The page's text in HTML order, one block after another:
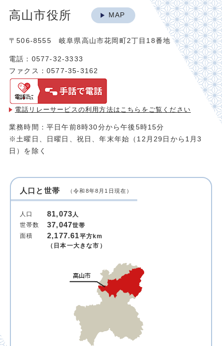
高山市役所 MAP
〒506-8555 岐阜県高山市花岡町2丁目18番地
電話：0577-32-3333
ファクス：0577-35-3162
電話リレーサービスの利用方法は こちらをご覧ください
業務時間：平日午前8時30分から午後5時15分
※土曜日、日曜日、祝日、年末年始（12月29日から1月3
日）を除く
人口と世帯 （令和8年8月1日現在）
人口 81,073人
世帯数
37,047世帯
面積
2,177.61平方km
（日本一大きな市）